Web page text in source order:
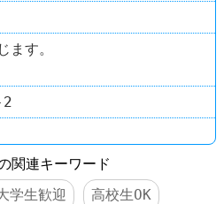
ます。
関連キーワード
学生歓迎 高校生OK